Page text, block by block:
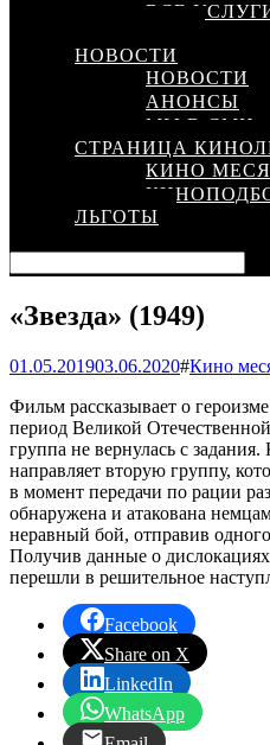
ВСЕ
НОВОСТИ
НОВОСТИ
АНОНСЫ
МЫ В СМИ
СТРАНИЦА
КИНО
ЛЬГОТЫ
«Звезда» (1949)
01.05.201903.06.2020#Кино
Фильм рассказывает о
период Великой
группа не вернулась с
направляет вторую группу,
в момент передачи по рации
обнаружена и атакована
неравный бой, отправив
Получив данные о
перешли в решительное
Facebook
Share on X
LinkedIn
WhatsApp